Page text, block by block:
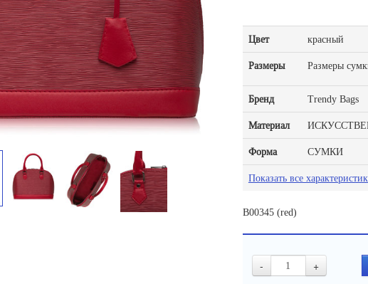
Цвет красный
Размеры Размеры
Бренд Trendy Bags
Материал
Форма СУМКИ
Показать все
B00345 (red)
- +